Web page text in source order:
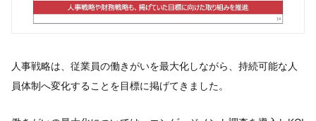
人事戦略は、従業員の働きがいを最大化しながら、持続可能な人
員体制へ変化することを目標に掲げてきました。